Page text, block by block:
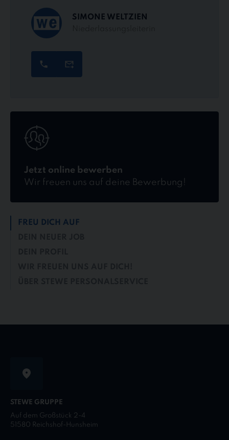
SIMONE WELTZIEN
Jetzt online bewerben
Wir freuen uns auf deine Bewerbung!
online
bewerben
FREU DICH AUF
STEWE GRUPPE
Auf dem Großstück 2-4
51580 Reichshof-Hunsheim